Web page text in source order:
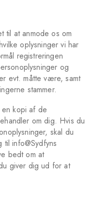
til at anmode os om
oplysninger vi har
registreringen
og
evt. måtte være, samt
stammer.
kopi af de
om dig. Hvis du
skal du
info@Sydfyns
bedt om at
giver dig ud for at